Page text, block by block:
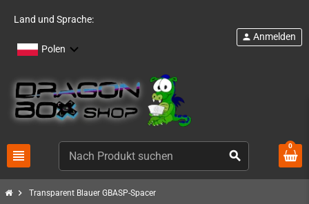
Land und Sprache:
Polen
view_headline search
person Anmelden
0
chevron_right Transparent Blauer GBASP-Spacer